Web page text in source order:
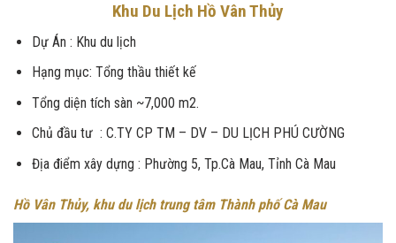
Khu Du Lịch Hồ Vân Thủy
Dự Án : Khu du lịch
Hạng mục: Tổng thầu thiết kế
Tổng diện tích sàn ~7,000 m2.
Chủ đầu tư : C.TY CP TM – DV – DU LỊCH PHÚ CƯỜNG
Địa điểm xây dựng : Phường 5, Tp.Cà Mau, Tỉnh Cà Mau
Hồ Vân Thủy, khu du lịch trung tâm Thành phố Cà Mau